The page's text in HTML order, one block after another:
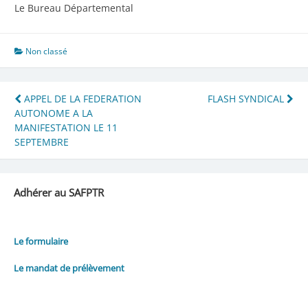
Le Bureau Départemental
Non classé
Navigation
de
l’article
APPEL DE LA FEDERATION
AUTONOME A LA
MANIFESTATION LE 11
SEPTEMBRE
FLASH SYNDICAL
Adhérer au SAFPTR
Le formulaire
Le mandat de prélèvement